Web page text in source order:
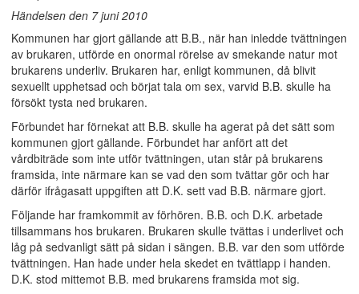
Händelsen den 7 juni 2010
Kommunen har gjort gällande att B.B., när han inledde tvättningen
av brukaren, utförde en onormal rörelse av smekande natur mot
brukarens underliv. Brukaren har, enligt kommunen, då blivit
sexuellt upphetsad och börjat tala om sex, varvid B.B. skulle ha
försökt tysta ned brukaren.
Förbundet har förnekat att B.B. skulle ha agerat på det sätt som
kommunen gjort gällande. Förbundet har anfört att det
vårdbiträde som inte utför tvättningen, utan står på brukarens
framsida, inte närmare kan se vad den som tvättar gör och har
därför ifrågasatt uppgiften att D.K. sett vad B.B. närmare gjort.
Följande har framkommit av förhören. B.B. och D.K. arbetade
tillsammans hos brukaren. Brukaren skulle tvättas i underlivet och
låg på sedvanligt sätt på sidan i sängen. B.B. var den som utförde
tvättningen. Han hade under hela skedet en tvättlapp i handen.
D.K. stod mittemot B.B. med brukarens framsida mot sig.